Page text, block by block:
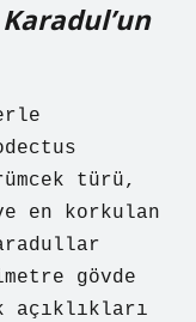
türü,
en korkulan
gövde
açıklıkları